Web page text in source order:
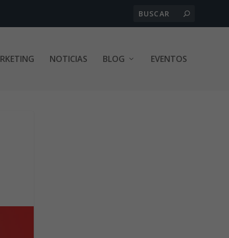
NOTICIAS BLOG EVENTOS